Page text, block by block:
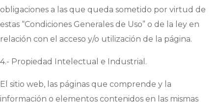
obligaciones a las que queda sometido por virtud de
estas “Condiciones Generales de Uso” o de la ley en
relación con el acceso y/o utilización de la página.
4.- Propiedad Intelectual e Industrial.
El sitio web, las páginas que comprende y la
información o elementos contenidos en las mismas